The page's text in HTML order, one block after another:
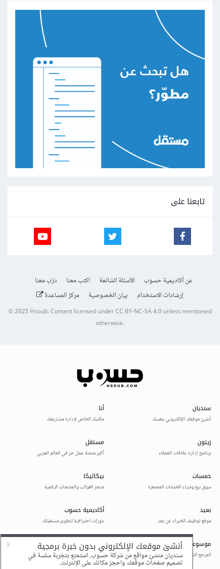
تابعنا على
عن أكاديمية حسوب الأسئلة الشائعة اكتب معنا
درّب معنا
إرشادات الاستخدام
بيان الخصوصية مركز المساعدة
© 2025Hsoub.Content licensed underCC BY-NC-SA 4.0unless mentioned
otherwise.